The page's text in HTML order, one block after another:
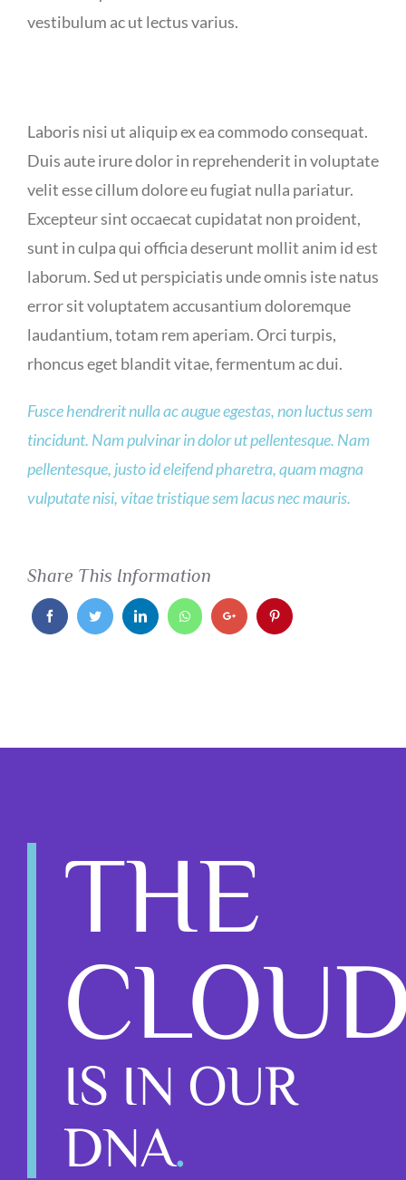
vestibulum ac ut lectus varius.
Laboris nisi ut aliquip ex ea commodo consequat.
Duis aute irure dolor in reprehenderit in voluptate
velit esse cillum dolore eu fugiat nulla pariatur.
Excepteur sint occaecat cupidatat non proident,
sunt in culpa qui officia deserunt mollit anim id est
laborum. Sed ut perspiciatis unde omnis iste natus
error sit voluptatem accusantium doloremque
laudantium, totam rem aperiam. Orci turpis,
rhoncus eget blandit vitae, fermentum ac dui.
Fusce hendrerit nulla ac augue egestas, non luctus sem
tincidunt. Nam pulvinar in dolor ut pellentesque. Nam
pellentesque, justo id eleifend pharetra, quam magna
vulputate nisi, vitae tristique sem lacus nec mauris.
Share This Information
THE
IS IN OUR
DNA.